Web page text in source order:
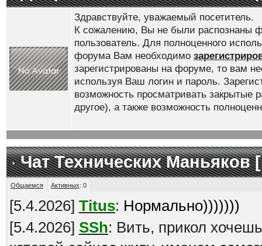
Здравствуйте, уважаемый посетитель.
К сожалению, Вы не были распознаны
пользователь. Для полноценного
форума Вам необходимо
зарегистрированы на форуме, то вам
используя Ваш логин и пароль.
возможность просматривать закрытые
другое), а также возможность
Чат Технических Маньяков [
Общаемся Активных: 0
[5.4.2026] Titus: Нормально)))))))
[5.4.2026] SSh: Вить, прикол